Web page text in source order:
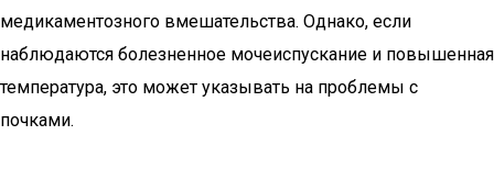
медикаментозного вмешательства. Однако, если
наблюдаются болезненное мочеиспускание и повышенная
температура, это может указывать на проблемы с
почками.